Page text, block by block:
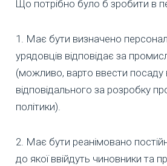
Що потрібно було б зробити в
1. Має бути визначено
урядовців відповідає за
(можливо, варто ввести посаду
відповідального за розробку
політики).
2. Має бути реанімовано
до якої ввійдуть чиновники та